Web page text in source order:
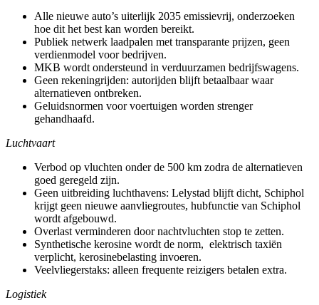
Alle nieuwe auto’s uiterlijk 2035 emissievrij, onderzoeken
hoe dit het best kan worden bereikt.
Publiek netwerk laadpalen met transparante prijzen, geen
verdienmodel voor bedrijven.
MKB wordt ondersteund in verduurzamen bedrijfswagens.
Geen rekeningrijden: autorijden blijft betaalbaar waar
alternatieven ontbreken.
Geluidsnormen voor voertuigen worden strenger
gehandhaafd.
Luchtvaart
Verbod op vluchten onder de 500 km zodra de alternatieven
goed geregeld zijn.
Geen uitbreiding luchthavens: Lelystad blijft dicht, Schiphol
krijgt geen nieuwe aanvliegroutes, hubfunctie van Schiphol
wordt afgebouwd.
Overlast verminderen door nachtvluchten stop te zetten.
Synthetische kerosine wordt de norm, elektrisch taxiën
verplicht, kerosinebelasting invoeren.
Veelvliegerstaks: alleen frequente reizigers betalen extra.
Logistiek